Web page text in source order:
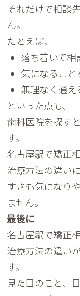
それだけで相談
ん。
たとえば、
落ち着いて
気になるこ
無理なく通
といった点も、
歯科医院を探す
す。
名古屋駅で矯正
治療方法の違い
すさも気になり
ません。
最後に
名古屋駅で矯正
治療方法の違い
す。
見た目のこと、